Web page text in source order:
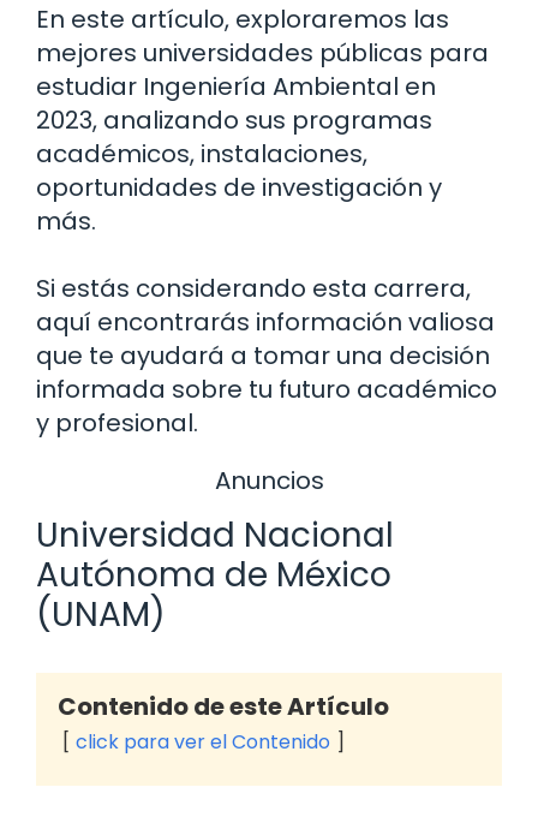
En este artículo, exploraremos las
mejores universidades públicas para
estudiar Ingeniería Ambiental en
2023, analizando sus programas
académicos, instalaciones,
oportunidades de investigación y
más.
Si estás considerando esta carrera,
aquí encontrarás información valiosa
que te ayudará a tomar una decisión
informada sobre tu futuro académico
y profesional.
Anuncios
Universidad Nacional
Autónoma de México
(UNAM)
Contenido de este Artículo
click para ver el Contenido